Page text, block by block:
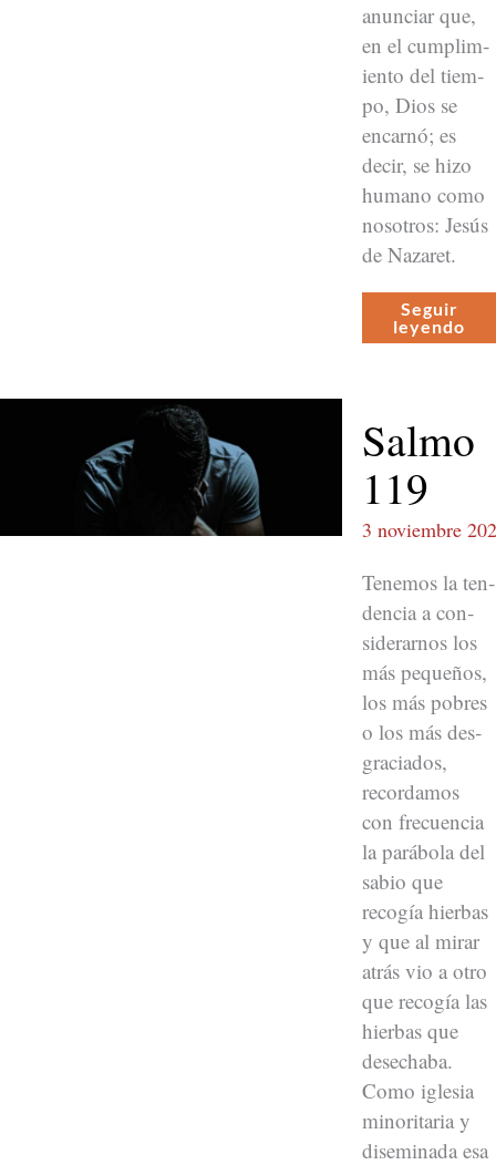
anun­ciar que,
en el cumplim­
ien­to del tiem­
po, Dios se
encar­nó; es
decir, se hizo
humano como
nosotros: Jesús
de Nazaret.
Seguir
leyen­do
Salmo
119
3 noviembre
Ten­emos la ten­
den­cia a con­
sid­er­arnos los
más pequeños,
los más pobres
o los más des­
gra­ci­a­dos,
recor­damos
con fre­cuen­cia
la parábo­la del
sabio que
recogía hier­bas
y que al mirar
atrás vio a otro
que recogía las
hier­bas que
desech­a­ba.
Como igle­sia
minori­taria y
dis­em­i­na­da esa